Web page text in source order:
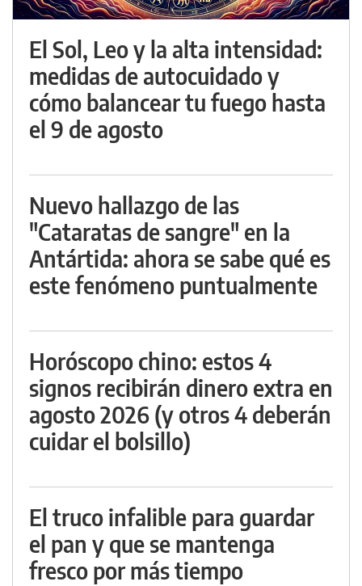
El Sol, Leo y la alta intensidad:
medidas de autocuidado y
cómo balancear tu fuego hasta
el 9 de agosto
Nuevo hallazgo de las
"Cataratas de sangre" en la
Antártida: ahora se sabe qué es
este fenómeno puntualmente
Horóscopo chino: estos 4
signos recibirán dinero extra en
agosto 2026 (y otros 4 deberán
cuidar el bolsillo)
El truco infalible para guardar
el pan y que se mantenga
fresco por más tiempo